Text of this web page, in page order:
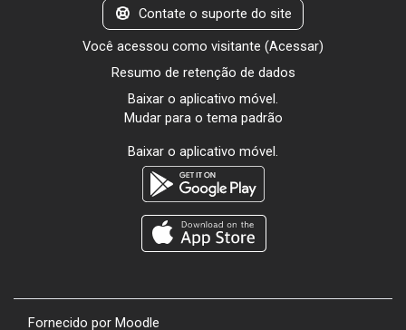
Contate o suporte do site
Você acessou como visitante (Acessar)
Resumo de retenção de dados
Baixar o aplicativo móvel.
Mudar para o tema padrão
Baixar o aplicativo móvel.
Fornecido por Moodle